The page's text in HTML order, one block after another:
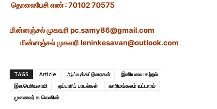
தொலைபேசி எண் : 70102 70575
மின்னஞ்சல் முகவரிpc.samy86@gmail.com
மின்னஞ்சல் முகவரிleninkesavan@outlook.com
TAGS Article ஆய்வுக்கட்டுரைகள்
இனியவை கற்றல்
இல.பெரியசாமி
ஒப்பாரிப் பாடல்கள்
காரிமங்கலம் வட்டாரம்
முனைவர் க.லெனின்